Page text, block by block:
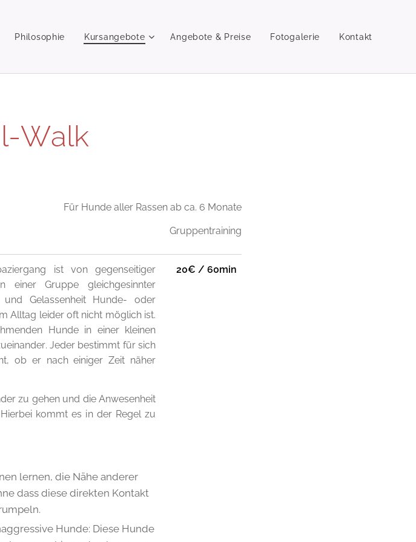
Philosophie Kursangebote Angebote & Preise Fotogalerie Kontakt
Walk
Für Hunde aller Rassen ab ca. 6 Monate
Gruppentraining
ist von gegenseitiger
einer Gruppe gleichgesinnter
Gelassenheit Hunde- oder
Alltag leider oft nicht möglich ist.
Hunde in einer kleinen
Jeder bestimmt für sich
ob er nach einiger Zeit näher
zu gehen und die Anwesenheit
kommt es in der Regel zu
lernen, die Nähe anderer
dass diese direkten Kontakt
Hunde: Diese Hunde
20€ / 60min